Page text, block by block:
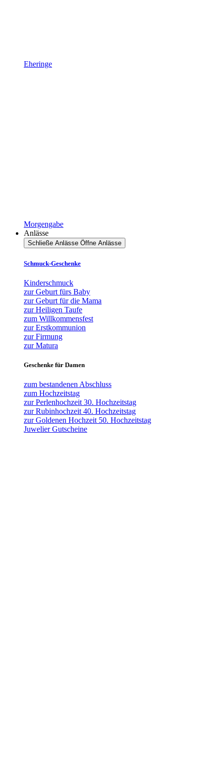
Eheringe
Morgengabe
Anlässe
Schließe Anlässe Öffne Anlässe
Schmuck-Geschenke
Kinderschmuck
zur Geburt fürs Baby
zur Geburt für die Mama
zur Heiligen Taufe
zum Willkommensfest
zur Erstkommunion
zur Firmung
zur Matura
Geschenke für Damen
zum bestandenen Abschluss
zum Hochzeitstag
zur Perlenhochzeit 30. Hochzeitstag
zur Rubinhochzeit 40. Hochzeitstag
zur Goldenen Hochzeit 50. Hochzeitstag
Juwelier Gutscheine